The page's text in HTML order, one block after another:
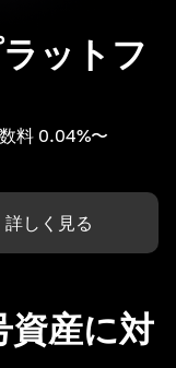
ットフ
料 0.04%〜
詳しく見る
資産に対